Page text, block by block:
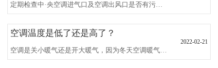
空调温度是低了还是高了？
2022-02-21